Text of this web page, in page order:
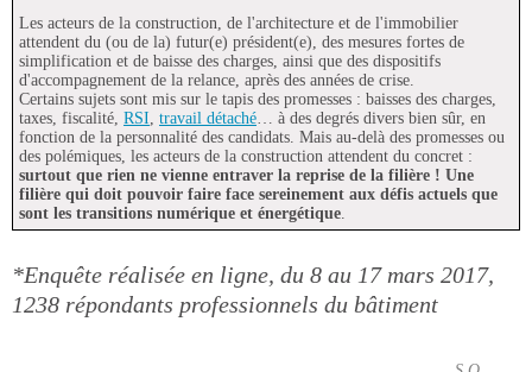
Les acteurs de la construction, de l'architecture et de l'immobilier
attendent du (ou de la) futur(e) président(e), des mesures fortes de
simplification et de baisse des charges, ainsi que des dispositifs
d'accompagnement de la relance, après des années de crise.
Certains sujets sont mis sur le tapis des promesses : baisses des charges,
taxes, fiscalité, RSI travail détaché … à des degrés divers bien sûr, en
fonction de la personnalité des candidats. Mais au-delà des promesses ou
des polémiques, les acteurs de la construction attendent du concret :
surtout que rien ne vienne entraver la reprise de la filière ! Une
filière qui doit pouvoir faire face sereinement aux défis actuels que
sont les transitions numérique et énergétique
*Enquête réalisée en ligne, du 8 au 17 mars 2017,
1238 répondants professionnels du bâtiment